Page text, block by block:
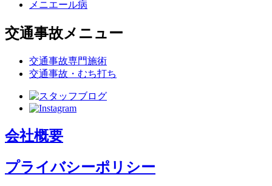
メニエール病
交通事故メニュー
交通事故専門施術
交通事故・むち打ち
会社概要
プライバシーポリシー